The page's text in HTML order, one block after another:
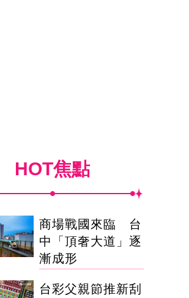
HOT焦點
商場戰國來臨 台
中「頂奢大道」逐
漸成形
台彩父親節推新刮